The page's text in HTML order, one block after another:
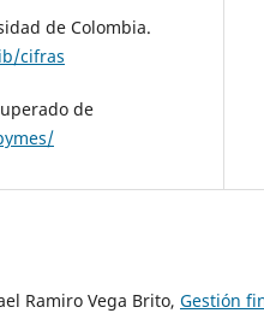
de Colombia.
cifras
de
Ramiro Vega Brito, Gestión